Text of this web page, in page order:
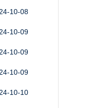
10-08
10-09
10-09
10-09
10-10